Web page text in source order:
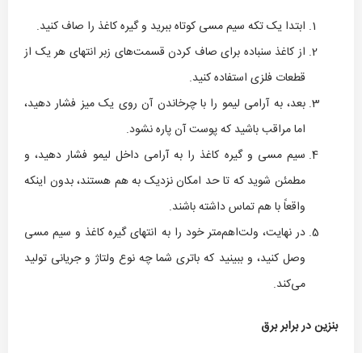
ابتدا یک تکه سیم مسی کوتاه ببرید و گیره کاغذ را صاف کنید.
از کاغذ سنباده برای صاف کردن قسمت‌های زبر انتهای هر یک از
قطعات فلزی استفاده کنید.
بعد، به آرامی لیمو را با چرخاندن آن روی یک میز فشار دهید،
اما مراقب باشید که پوست آن پاره نشود.
سیم مسی و گیره کاغذ را به آرامی داخل لیمو فشار دهید، و
مطمئن شوید که تا حد امکان نزدیک به هم هستند، بدون اینکه
واقعاً با هم تماس داشته باشند.
در نهایت، ولت‌اهم‌متر خود را به انتهای گیره کاغذ و سیم مسی
وصل کنید، و ببینید که باتری شما چه نوع ولتاژ و جریانی تولید
می‌کند.
بنزین در برابر برق